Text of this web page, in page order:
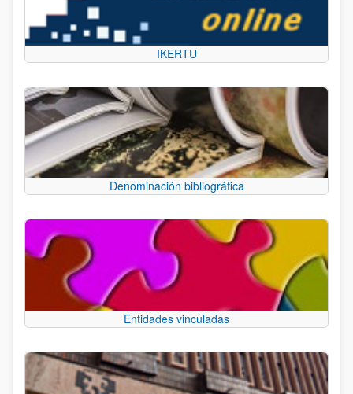
IKERTU
Denominación bibliográfica
Entidades vinculadas